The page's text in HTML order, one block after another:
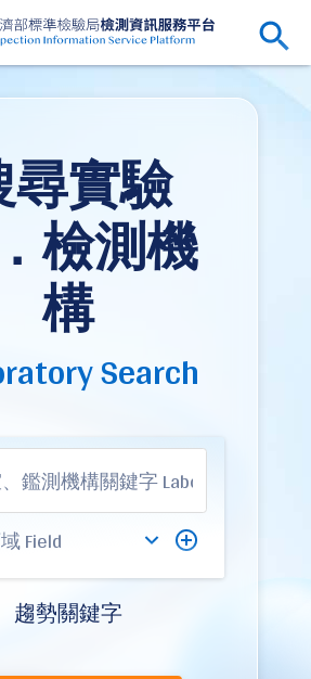
實驗
檢測機
構
Search
趨勢關鍵字